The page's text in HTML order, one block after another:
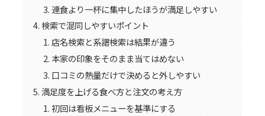
連食より一杯に集中したほうが満足しやすい
検索で混同しやすいポイント
店名検索と系譜検索は結果が違う
本家の印象をそのまま当てはめない
口コミの熱量だけで決めると外しやすい
満足度を上げる食べ方と注文の考え方
初回は看板メニューを基準にする